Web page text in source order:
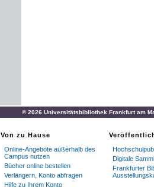
© 2026 Universitätsbibliothek Frankfurt am
Von zu Hause
Online-Angebote außerhalb des
Campus nutzen
Bücher online bestellen
Verlängern, Konto abfragen
Hilfe zu Ihrem Konto
Digitale
Frankfurter